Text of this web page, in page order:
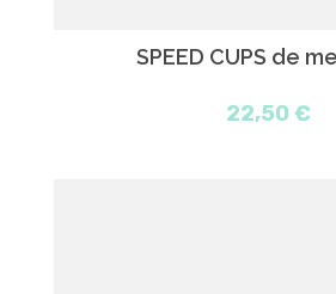
SPEED CUPS de
22,50 €